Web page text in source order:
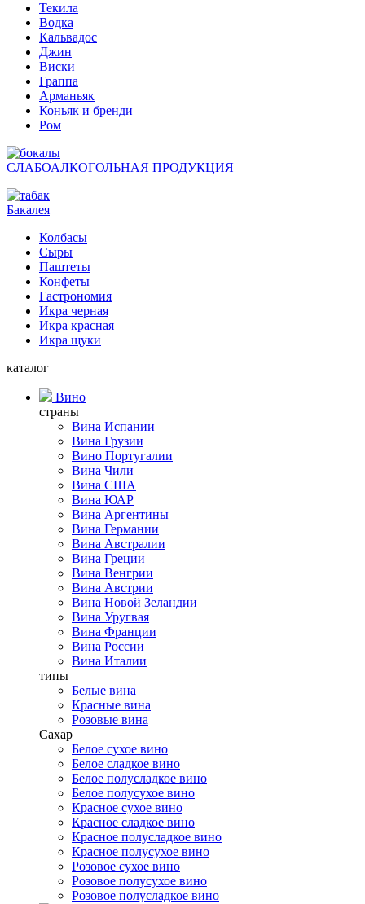
Текила
Водка
Кальвадос
Джин
Виски
Граппа
Арманьяк
Коньяк и бренди
Ром
СЛАБОАЛКОГОЛЬНАЯ ПРОДУКЦИЯ
Бакалея
Колбасы
Сыры
Паштеты
Конфеты
Гастрономия
Икра черная
Икра красная
Икра щуки
каталог
Вино
страны
Вина Испании
Вина Грузии
Вино Португалии
Вина Чили
Вина США
Вина ЮАР
Вина Аргентины
Вина Германии
Вина Австралии
Вина Греции
Вина Венгрии
Вина Австрии
Вина Новой Зеландии
Вина Уругвая
Вина Франции
Вина России
Вина Италии
типы
Белые вина
Красные вина
Розовые вина
Сахар
Белое сухое вино
Белое сладкое вино
Белое полусладкое вино
Белое полусухое вино
Красное сухое вино
Красное сладкое вино
Красное полусладкое вино
Красное полусухое вино
Розовое сухое вино
Розовое полусухое вино
Розовое полусладкое вино